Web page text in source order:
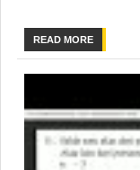
READ MORE